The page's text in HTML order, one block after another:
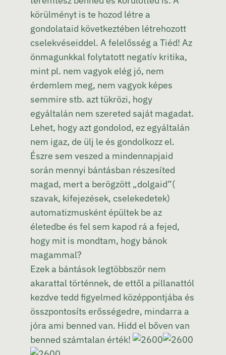
körülményt is te hozod létre a
gondolataid következtében létrehozott
cselekvéseiddel. A felelősség a Tiéd! Az
önmagunkkal folytatott negatív kritika,
mint pl. nem vagyok elég jó, nem
érdemlem meg, nem vagyok képes
semmire stb. azt tükrözi, hogy
egyáltalán nem szereted saját magadat.
Lehet, hogy azt gondolod, ez egyáltalán
nem igaz, de ülj le és gondolkozz el.
Észre sem veszed a mindennapjaid
során mennyi bántásban részesíted
magad, mert a berögzött „dolgaid”(
szavak, kifejezések, cselekedetek)
automatizmusként épültek be az
életedbe és fel sem kapod rá a fejed,
hogy mit is mondtam, hogy bánok
magammal?
Ezek a bántások legtöbbször nem
akarattal történnek, de ettől a pillanattól
kezdve tedd figyelmed középpontjába és
összpontosíts erősségedre, mindarra a
jóra ami benned van. Hidd el bőven van
benned számtalan érték!